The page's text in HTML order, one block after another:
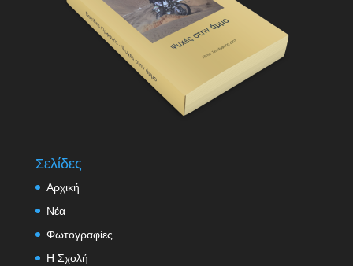
Σελίδες
Αρχική
Νέα
Φωτογραφίες
Η Σχολή